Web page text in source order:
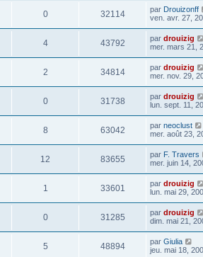
0 32114 par Drouizonff
ven. avr. 27,
4 43792 par drouizig
mer. mars 21,
2 34814 par drouizig
mer. nov. 29,
0 31738 par drouizig
lun. sept. 11,
8 63042 par neoclust
mer. août 23,
12 83655 par F. Travers
mer. juin 14,
1 33601 par drouizig
lun. mai 29,
0 31285 par drouizig
dim. mai 21,
5 48894 par Giulia
jeu. mai 18,